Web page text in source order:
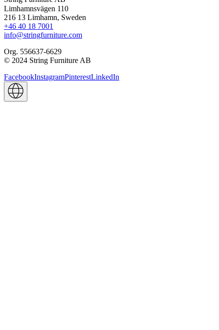
Limhamnsvägen 110
216 13 Limhamn, Sweden
+46 40 18 7001
info@stringfurniture.com
Org. 556637-6629
© 2024 String Furniture AB
FacebookInstagramPinterestLinkedIn